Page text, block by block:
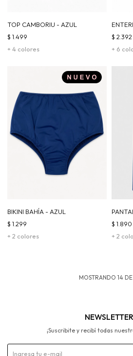
TOP CAMBORIU - AZUL
+ 4 colores
$ 1.499
+ 6
$ 2.392
BIKINI BAHÍA - AZUL
+ 2 colores
$ 1.299
+ 2
$ 1.890
MOSTRANDO 14DE
NEWSLETTER
¡Suscribite y recibí todas